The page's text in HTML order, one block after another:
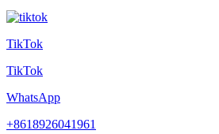
TikTok
TikTok
WhatsApp
+8618926041961